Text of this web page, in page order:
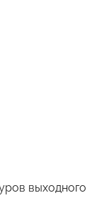
выходного